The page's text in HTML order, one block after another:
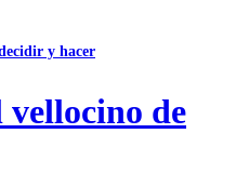
y hacer
vellocino de